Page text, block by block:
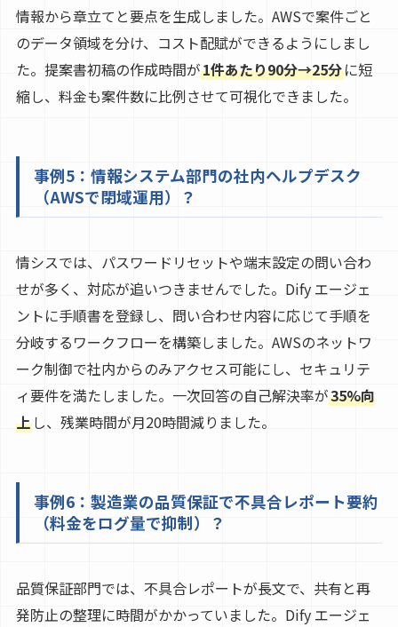
情報から章立てと要点を生成しました。AWSで案件ごと
のデータ領域を分け、コスト配賦ができるようにしまし
た。提案書初稿の作成時間が1件あたり90分→25分に短
縮し、料金も案件数に比例させて可視化できました。
事例5：情報システム部門の社内ヘルプデスク
（AWSで閉域運用）？
情シスでは、パスワードリセットや端末設定の問い合わ
せが多く、対応が追いつきませんでした。Dify エージェ
ントに手順書を登録し、問い合わせ内容に応じて手順を
分岐するワークフローを構築しました。AWSのネットワ
ーク制御で社内からのみアクセス可能にし、セキュリテ
ィ要件を満たしました。一次回答の自己解決率が35%向
上し、残業時間が月20時間減りました。
事例6：製造業の品質保証で不具合レポート要約
（料金をログ量で抑制）？
品質保証部門では、不具合レポートが長文で、共有と再
発防止の整理に時間がかかっていました。Dify エージェ